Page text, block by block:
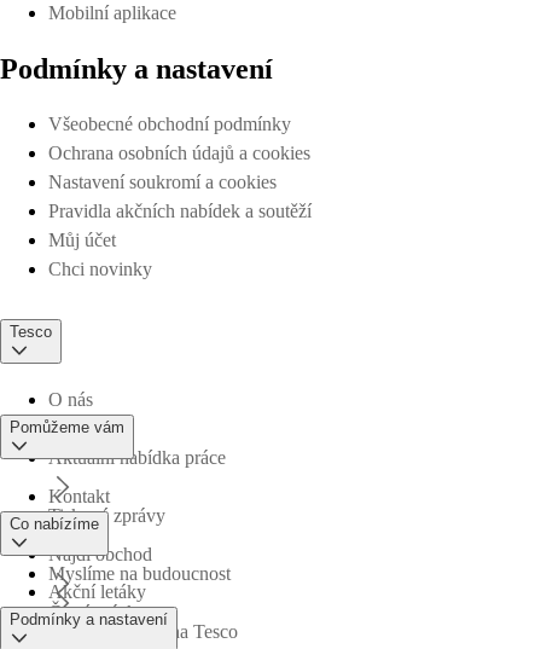
Mobilní aplikace
Podmínky a nastavení
Všeobecné obchodní podmínky
Ochrana osobních údajů a cookies
Nastavení soukromí a cookies
Pravidla akčních nabídek a soutěží
Můj účet
Chci novinky
Tesco
O nás
Aktuální nabídka práce
Tiskové zprávy
Myslíme na budoucnost
Obchodní skupina Tesco
Pomůžeme vám
Kontakt
Najdi obchod
Časté otázky
Co nabízíme
Akční letáky
Podmínky a nastavení